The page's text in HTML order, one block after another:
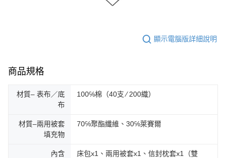
顯示電腦版詳細說明
商品規格
材質– 表布／底
布
100℅棉（40支 ∕ 200織）
材質–兩用被套
填充物
70℅聚酯纖維、30℅萊賽爾
內含
床包x1、兩用被套x1、信封枕套x1（雙